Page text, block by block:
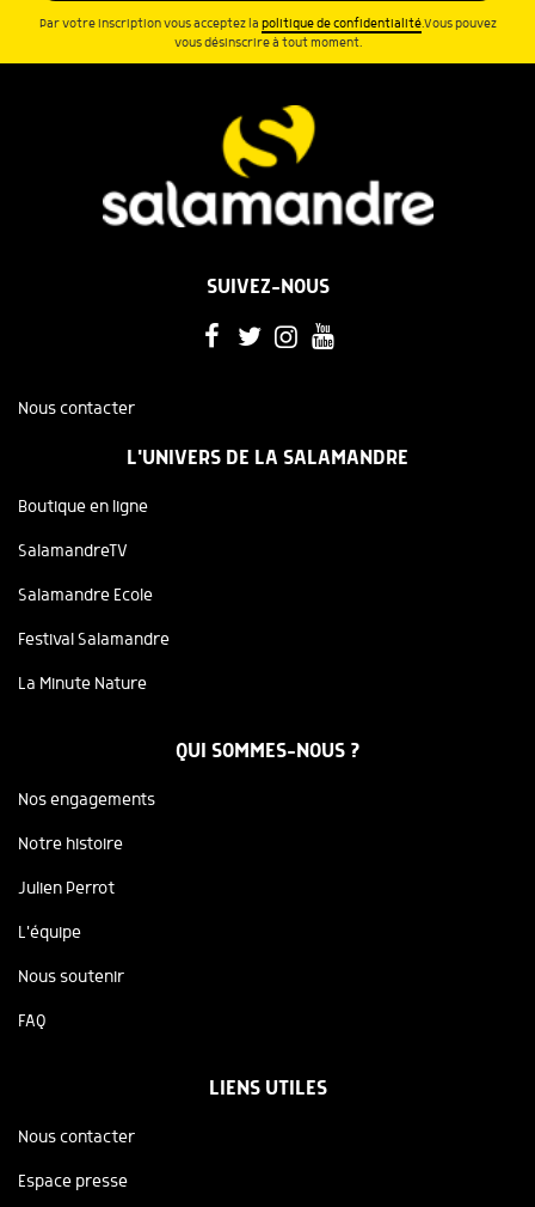
Par votre inscription vous acceptez la politique de confidentialité.Vous pouvez
vous désinscrire à tout moment.
SUIVEZ-NOUS
Nous contacter
L'UNIVERS DE LA SALAMANDRE
Boutique en ligne
SalamandreTV
Salamandre Ecole
Festival Salamandre
La Minute Nature
QUI SOMMES-NOUS ?
Nos engagements
Notre histoire
Julien Perrot
L'équipe
Nous soutenir
FAQ
LIENS UTILES
Nous contacter
Espace presse